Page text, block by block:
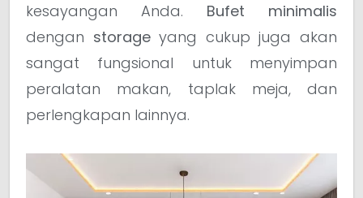
kesayangan Anda. Bufet minimalis
dengan storageyang cukup juga akan
sangat fungsional untuk menyimpan
peralatan makan, taplak meja, dan
perlengkapan lainnya.